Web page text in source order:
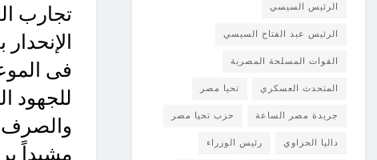
فى
للجهود
والصرف
مشيداً
الرئيس السيسي
الرئيس عبد الفتاح السيسي
القوات المسلحة المصرية
المتحدث العسكري تحيا مصر
جريدة مصر الساعة حزب تحيا مصر
داليا الحزاوي رئيس الوزراء